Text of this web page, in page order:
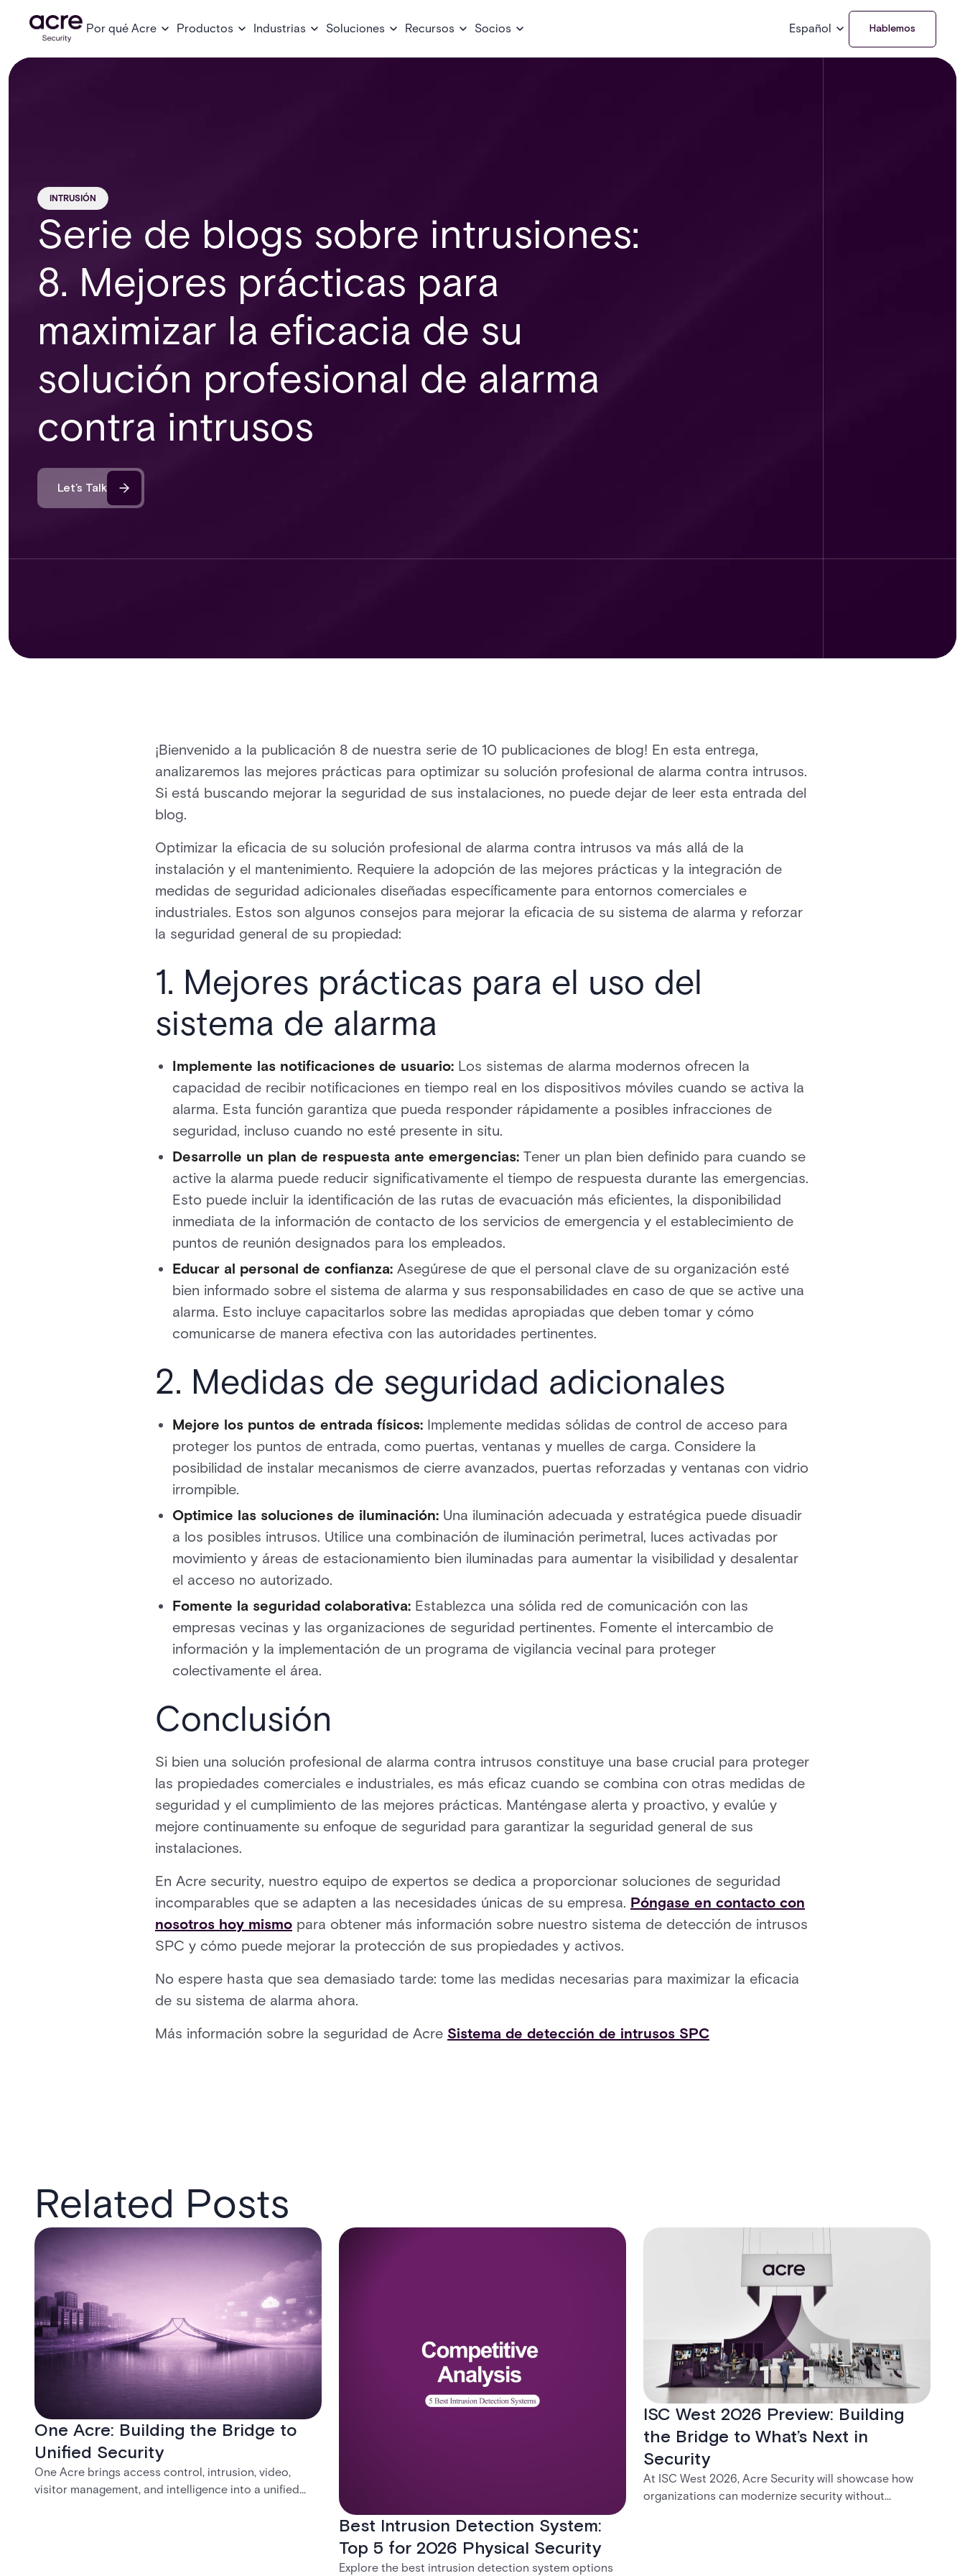
Por qué Acre Productos Industrias Soluciones Recursos Socios Español Hablemos
INTRUSIÓN
Serie de blogs sobre intrusiones:
8. Mejores prácticas para
maximizar la eficacia de su
solución profesional de alarma
contra intrusos
Let’s Talk
¡Bienvenido a la publicación 8 de nuestra serie de 10 publicaciones de blog! En esta entrega,
analizaremos las mejores prácticas para optimizar su solución profesional de alarma contra intrusos.
Si está buscando mejorar la seguridad de sus instalaciones, no puede dejar de leer esta entrada del
blog.
Optimizar la eficacia de su solución profesional de alarma contra intrusos va más allá de la
instalación y el mantenimiento. Requiere la adopción de las mejores prácticas y la integración de
medidas de seguridad adicionales diseñadas específicamente para entornos comerciales e
industriales. Estos son algunos consejos para mejorar la eficacia de su sistema de alarma y reforzar
la seguridad general de su propiedad:
1. Mejores prácticas para el uso del
sistema de alarma
Implemente las notificaciones de usuario: Los sistemas de alarma modernos ofrecen la
capacidad de recibir notificaciones en tiempo real en los dispositivos móviles cuando se activa la
alarma. Esta función garantiza que pueda responder rápidamente a posibles infracciones de
seguridad, incluso cuando no esté presente in situ.
Desarrolle un plan de respuesta ante emergencias: Tener un plan bien definido para cuando se
active la alarma puede reducir significativamente el tiempo de respuesta durante las emergencias.
Esto puede incluir la identificación de las rutas de evacuación más eficientes, la disponibilidad
inmediata de la información de contacto de los servicios de emergencia y el establecimiento de
puntos de reunión designados para los empleados.
Educar al personal de confianza: Asegúrese de que el personal clave de su organización esté
bien informado sobre el sistema de alarma y sus responsabilidades en caso de que se active una
alarma. Esto incluye capacitarlos sobre las medidas apropiadas que deben tomar y cómo
comunicarse de manera efectiva con las autoridades pertinentes.
2. Medidas de seguridad adicionales
Mejore los puntos de entrada físicos: Implemente medidas sólidas de control de acceso para
proteger los puntos de entrada, como puertas, ventanas y muelles de carga. Considere la
posibilidad de instalar mecanismos de cierre avanzados, puertas reforzadas y ventanas con vidrio
irrompible.
Optimice las soluciones de iluminación: Una iluminación adecuada y estratégica puede disuadir
a los posibles intrusos. Utilice una combinación de iluminación perimetral, luces activadas por
movimiento y áreas de estacionamiento bien iluminadas para aumentar la visibilidad y desalentar
el acceso no autorizado.
Fomente la seguridad colaborativa: Establezca una sólida red de comunicación con las
empresas vecinas y las organizaciones de seguridad pertinentes. Fomente el intercambio de
información y la implementación de un programa de vigilancia vecinal para proteger
colectivamente el área.
Conclusión
Si bien una solución profesional de alarma contra intrusos constituye una base crucial para proteger
las propiedades comerciales e industriales, es más eficaz cuando se combina con otras medidas de
seguridad y el cumplimiento de las mejores prácticas. Manténgase alerta y proactivo, y evalúe y
mejore continuamente su enfoque de seguridad para garantizar la seguridad general de sus
instalaciones.
En Acre security, nuestro equipo de expertos se dedica a proporcionar soluciones de seguridad
incomparables que se adapten a las necesidades únicas de su empresa. Póngase en contacto con
nosotros hoy mismo para obtener más información sobre nuestro sistema de detección de intrusos
SPC y cómo puede mejorar la protección de sus propiedades y activos.
No espere hasta que sea demasiado tarde: tome las medidas necesarias para maximizar la eficacia
de su sistema de alarma ahora.
Más información sobre la seguridad de Acre Sistema de detección de intrusos SPC
Related Posts
One Acre: Building the Bridge to
Unified Security
One Acre brings access control, intrusion, video,
visitor management, and intelligence into a unified
Best Intrusion Detection System:
Top 5 for 2026 Physical Security
Explore the best intrusion detection system options
ISC West 2026 Preview: Building
the Bridge to What’s Next in
Security
At ISC West 2026, Acre Security will showcase how
organizations can modernize security without